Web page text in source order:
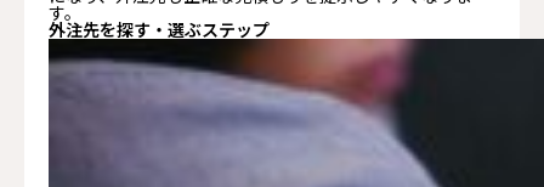
す。
外注先を探す・選ぶステップ